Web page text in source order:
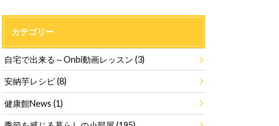
カテゴリー
自宅で出来る～Onbi動画レッスン(3)
安納芋レシピ(8)
健康館News(1)